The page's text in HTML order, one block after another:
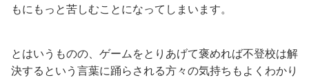
もにもっと苦しむことになってしまいます。
とはいうものの、ゲームをとりあげて褒めれば不登校は解
決するという言葉に踊らされる方々の気持ちもよくわかり